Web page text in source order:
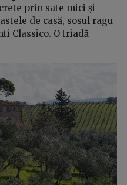
prin sate mici și
de casă, sosul ragu
Classico. O triadă